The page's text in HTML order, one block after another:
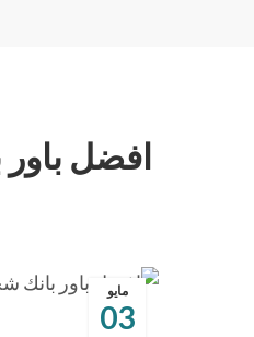
افضل باور
03
مايو